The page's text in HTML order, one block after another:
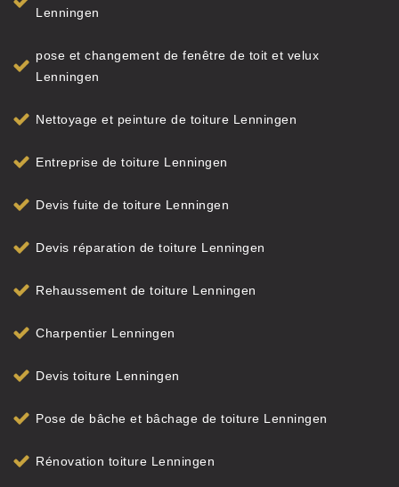
Lenningen
pose et changement de fenêtre de toit et velux
Lenningen
Nettoyage et peinture de toiture Lenningen
Entreprise de toiture Lenningen
Devis fuite de toiture Lenningen
Devis réparation de toiture Lenningen
Rehaussement de toiture Lenningen
Charpentier Lenningen
Devis toiture Lenningen
Pose de bâche et bâchage de toiture Lenningen
Rénovation toiture Lenningen